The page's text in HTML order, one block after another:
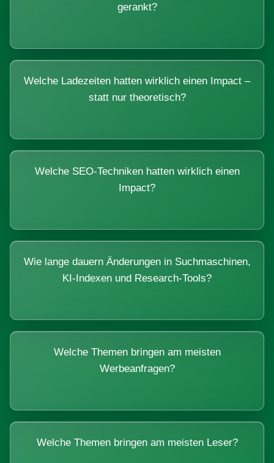
gerankt?
Welche Ladezeiten hatten wirklich einen Impact –
statt nur theoretisch?
Welche SEO-Techniken hatten wirklich einen
Impact?
Wie lange dauern Änderungen in Suchmaschinen,
KI-Indexen und Research-Tools?
Welche Themen bringen am meisten
Werbeanfragen?
Welche Themen bringen am meisten Leser?